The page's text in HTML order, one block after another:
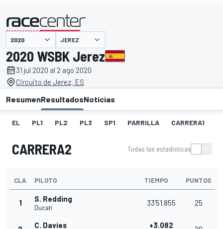
presentado por JEREZ
2020 WSBK Jerez
31 jul 2020 al 2 ago 2020
Circuito de Jerez, ES
ResumenResultadosNoticias
EL PL1 PL2 PL3 SP1 PARRILLA CARRERA1
CARRERA2 Todas las estadísticas
CLA PILOTO TIEMPO PUNTOS
1 S. Redding
Ducati
33'51.855 25
C. Davies +3.082